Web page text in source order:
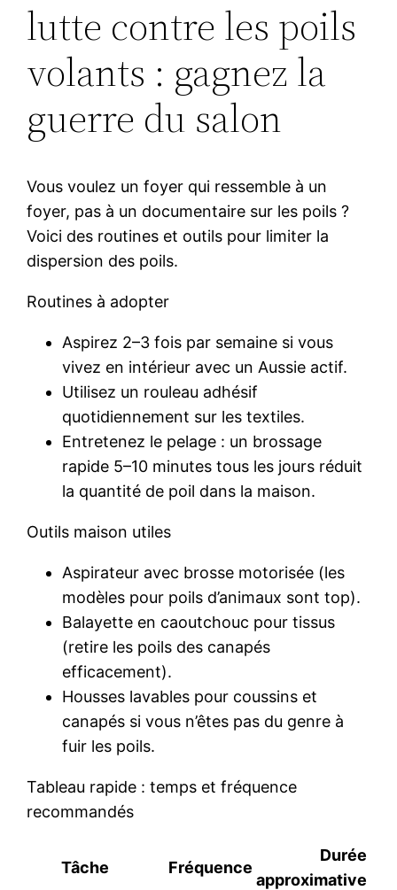
lutte contre les poils
volants : gagnez la
guerre du salon
Vous voulez un foyer qui ressemble à un
foyer, pas à un documentaire sur les poils ?
Voici des routines et outils pour limiter la
dispersion des poils.
Routines à adopter
Aspirez 2–3 fois par semaine si vous
vivez en intérieur avec un Aussie actif.
Utilisez un rouleau adhésif
quotidiennement sur les textiles.
Entretenez le pelage : un brossage
rapide 5–10 minutes tous les jours réduit
la quantité de poil dans la maison.
Outils maison utiles
Aspirateur avec brosse motorisée (les
modèles pour poils d’animaux sont top).
Balayette en caoutchouc pour tissus
(retire les poils des canapés
efficacement).
Housses lavables pour coussins et
canapés si vous n’êtes pas du genre à
fuir les poils.
Tableau rapide : temps et fréquence
recommandés
Tâche Fréquence
Durée
approximative